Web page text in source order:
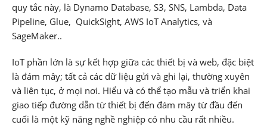
quy tắc này, là Dynamo Database, S3, SNS, Lambda, Data
Pipeline, Glue, QuickSight, AWS IoT Analytics, và
SageMaker..
IoT phần lớn là sự kết hợp giữa các thiết bị và web, đặc biệt
là đám mây; tất cả các dữ liệu gửi và ghi lại, thường xuyên
và liên tục, ở mọi nơi. Hiểu và có thể tạo mẫu và triển khai
giao tiếp đường dẫn từ thiết bị đến đám mây từ đầu đến
cuối là một kỹ năng nghề nghiệp có nhu cầu rất nhiều.